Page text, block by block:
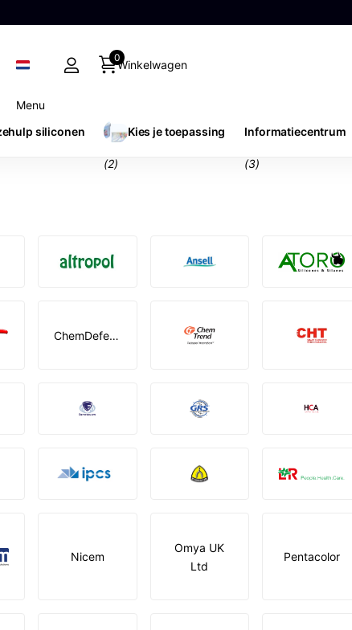
Menu
Winkelwagen
0
siliconen Kies je toepassing
(2)
Informatiecentrum
(3)
ChemDefend
Nicem
Omya UK
Ltd
Pentacolor